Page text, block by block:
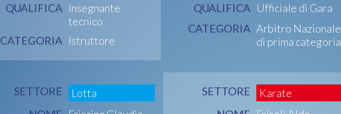
QUALIFICA Insegnante
tecnico
CATEGORIA Istruttore
QUALIFICA Ufficiale di Gara
CATEGORIA Arbitro Nazionale
di prima categoria
SETTORE
Lotta
SETTORE
Karate